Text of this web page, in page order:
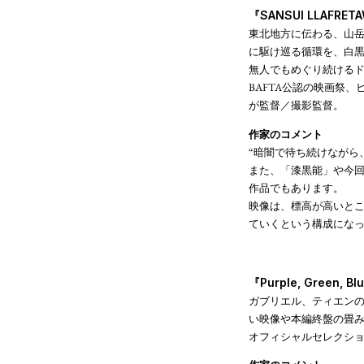
『SANSUI
東北地方に伝わる、山
に駆け巡る循環を、白
無人でもめぐり続ける
BAFTA公認の映画祭、
が監督／撮影監督。
作家のコメント
“暗闇で待ち続けなが
また、「漆黒能」や今
作品でもあります。
映像は、標高が高いと
ていくという構成にな
『Purple, Green,
ガブリエル、ティエン
い映像や本編終盤の畳
オフィシャルセレクシ